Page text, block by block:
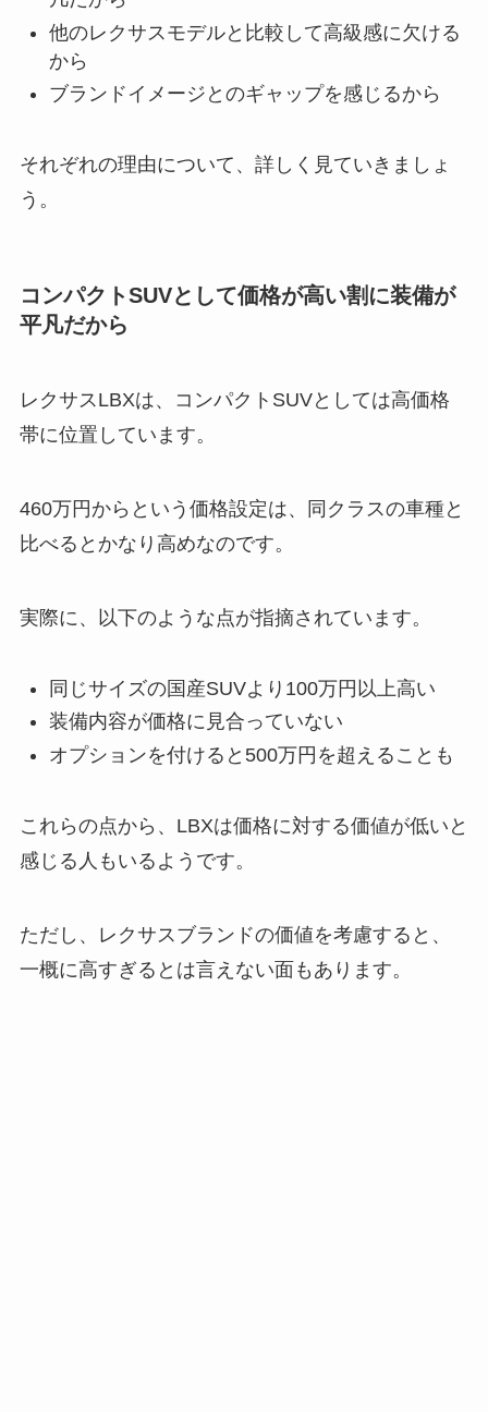
他のレクサスモデルと比較して高級感に欠ける
から
ブランドイメージとのギャップを感じるから
それぞれの理由について、詳しく見ていきましょ
う。
コンパクトSUVとして価格が高い割に装備が
平凡だから
レクサスLBXは、コンパクトSUVとしては高価格
帯に位置しています。
460万円からという価格設定は、同クラスの車種と
比べるとかなり高めなのです。
実際に、以下のような点が指摘されています。
同じサイズの国産SUVより100万円以上高い
装備内容が価格に見合っていない
オプションを付けると500万円を超えることも
これらの点から、LBXは価格に対する価値が低いと
感じる人もいるようです。
ただし、レクサスブランドの価値を考慮すると、
一概に高すぎるとは言えない面もあります。